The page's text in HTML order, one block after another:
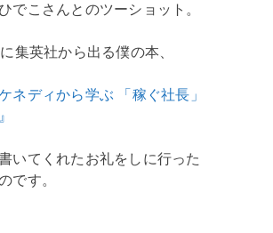
でこさんとのツーショット。
集英社から出る僕の本、
ネディから学ぶ 「稼ぐ社長」
いてくれたお礼をしに行った
です。